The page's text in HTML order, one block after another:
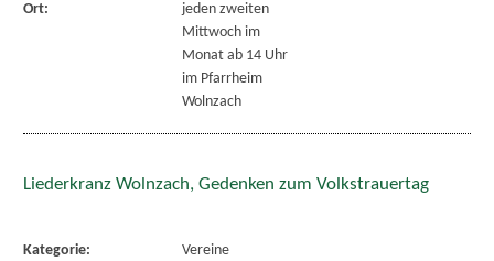
Ort:
jeden zweiten
Mittwoch im
Monat ab 14 Uhr
im Pfarrheim
Wolnzach
Liederkranz Wolnzach, Gedenken zum Volkstrauertag
Kategorie:
Vereine